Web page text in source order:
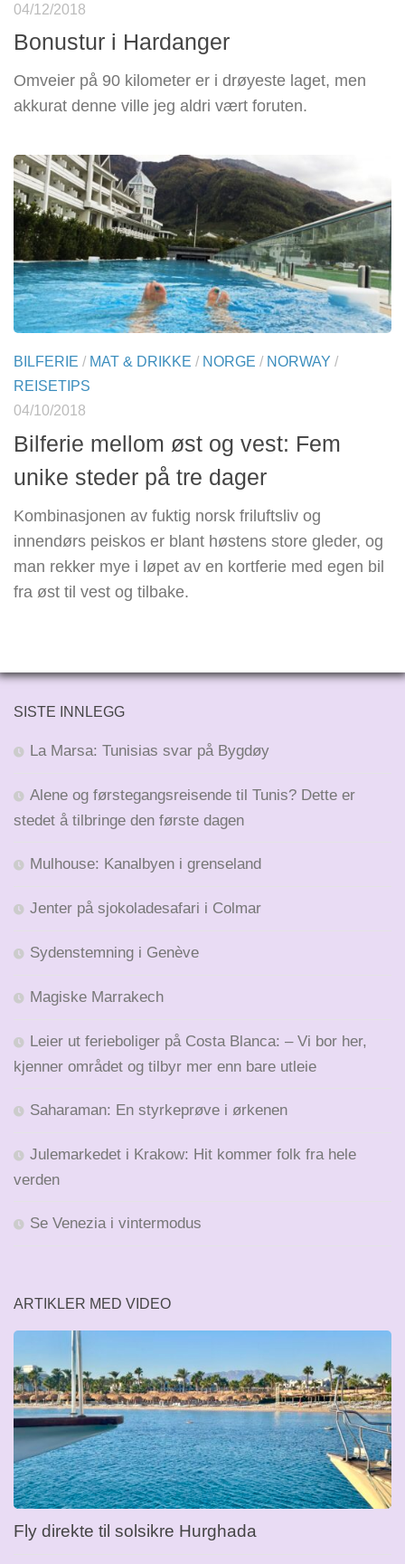
04/12/2018
Bonustur i Hardanger
Omveier på 90 kilometer er i drøyeste laget, men
akkurat denne ville jeg aldri vært foruten.
BILFERIE / MAT & DRIKKE / NORGE / NORWAY /
REISETIPS
04/10/2018
Bilferie mellom øst og vest: Fem
unike steder på tre dager
Kombinasjonen av fuktig norsk friluftsliv og
innendørs peiskos er blant høstens store gleder, og
man rekker mye i løpet av en kortferie med egen bil
fra øst til vest og tilbake.
SISTE INNLEGG
La Marsa: Tunisias svar på Bygdøy
Alene og førstegangsreisende til Tunis? Dette er
stedet å tilbringe den første dagen
Mulhouse: Kanalbyen i grenseland
Jenter på sjokoladesafari i Colmar
Sydenstemning i Genève
Magiske Marrakech
Leier ut ferieboliger på Costa Blanca: – Vi bor her,
kjenner området og tilbyr mer enn bare utleie
Saharaman: En styrkeprøve i ørkenen
Julemarkedet i Krakow: Hit kommer folk fra hele
verden
Se Venezia i vintermodus
ARTIKLER MED VIDEO
Fly direkte til solsikre Hurghada